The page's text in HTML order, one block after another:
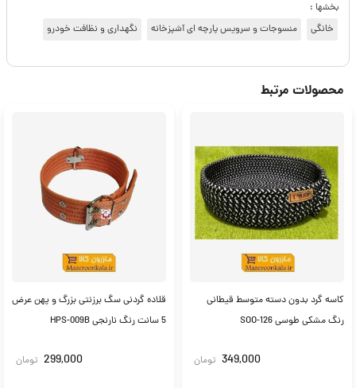
بخشها :
خانگی
منسوجات و سرویس پارچه ای آشپزخانه نگهداری و نظافت خودرو
محصولات مرتبط
کاسه گرد بدون دسته متوسط قیطانی
رنگ مشکی طوسی SOO-126
349,000 تومان
قلاده گردنی سگ برزنتی بزرگ و پهن عرض
5 سانت رنگ نارنجی HPS-009B
299,000 تومان